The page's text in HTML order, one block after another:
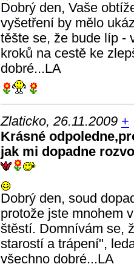
Dobrý den, Vaše
vyšetření by mělo
těšte se, že bude líp -
kroků na cestě ke
dobré...LA
Zlaticko, 26.11.2009 +
Krásné
jak mi dopadne
Dobrý den, soud
protože jste mnohem
štěstí. Domnívám se,
starostí a trápení",
všechno dobré...LA